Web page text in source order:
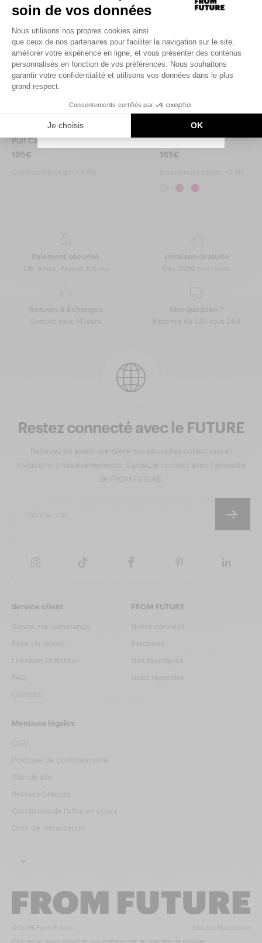
Pull Cardigan Tricolore
195€
185€
Paiement sécurisé
CB, Amex, Paypal, Klarna
Livraison Gratuite
Dès 200€ en France
Retours & Échanges
Gratuits sous 14 jours
Une question ?
Réponse du SAV sous 24H
Restez connecté avec le FUTURE
Recevez en avant-première nos nouvelles collections et
invitations à nos évènements. Gardez le contact avec l'actualité
de FROM FUTURE.
Service client
Suivre ma commande
Faire un retour
Livraison et Retour
FAQ
Contact
FROM FUTURE
Notre concept
Parrainez
Nos boutiques
Nous rejoindre
Mentions légales
CGV
Politique de confidentialité
Plan de site
Retours Gratuits
Conditions de l'offre en cours
Droit de rétractation
© 2025 From Future. Site par Maestrooo
SIGN UP TO UNLOCK YOUR PERSONAL
CODE ANDGET 10% OFF YOUR FIRST
Saisir votre adresse e-mail